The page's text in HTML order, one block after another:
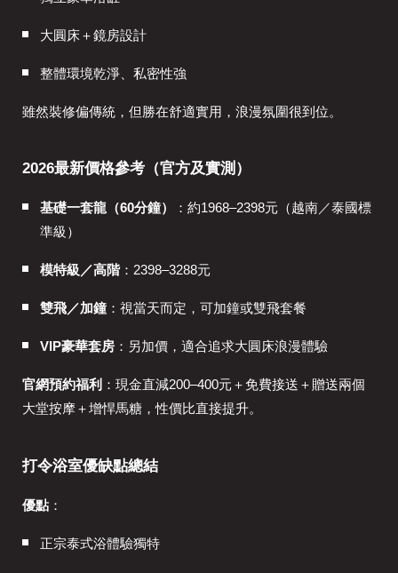
大圓床＋鏡房設計
整體環境乾淨、私密性強
雖然裝修偏傳統，但勝在舒適實用，浪漫氛圍很到位。
2026最新價格參考（官方及實測）
基礎一套龍（60分鐘）
：約1968–2398元（越南／泰國標
準級）
模特級／高階：2398–3288元
雙飛／加鐘 ：視當天而定，可加鐘或雙飛套餐
VIP豪華套房 ：另加價，適合追求大圓床浪漫體驗
官網預約福利 ：現金直減200–400元＋免費接送＋贈送兩個
大堂按摩＋增悍馬糖，性價比直接提升。
打令浴室優缺點總結
優點 ：
正宗泰式浴體驗獨特